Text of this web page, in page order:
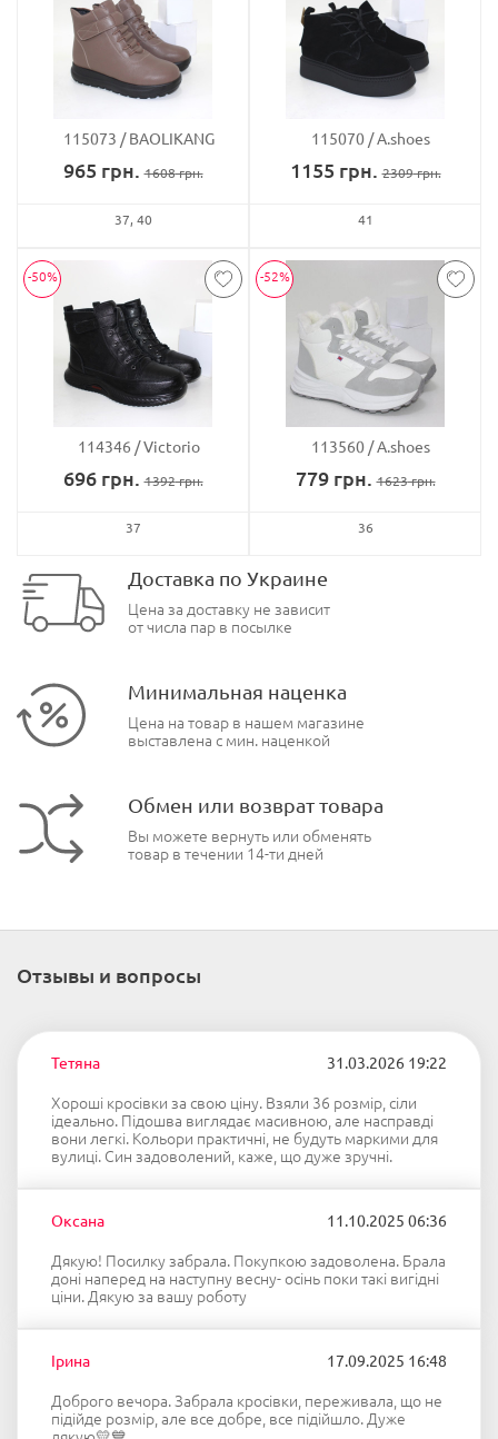
115073 BAOLIKANG
965 грн. 1608грн.
37 40
115070 A.shoes
1155 грн. 2309грн.
41
-50%
114346 Victorio
696грн. 1392грн.
37
-52%
113560 A.shoes
779грн. 1623грн.
36
Доставка по Украине
Цена за доставку не зависит
от числа пар в посылке
Минимальная наценка
Цена на товар в нашем магазине
выставлена с мин. наценкой
Обмен или возврат товара
Вы можете вернуть или обменять
товар в течении 14-ти дней
Отзывы и вопросы
Тетяна 31.03.2026 19:22
Хороші кросівки за свою ціну. Взяли 36 розмір, сіли
ідеально. Підошва виглядає масивною, але насправді
вони легкі. Кольори практичні, не будуть маркими для
вулиці. Син задоволений, каже, що дуже зручні.
Оксана 11.10.2025 06:36
Дякую! Посилку забрала. Покупкою задоволена. Брала
доні наперед на наступну весну- осінь поки такі вигідні
ціни. Дякую за вашу роботу
Ірина 17.09.2025 16:48
Доброго вечора. Забрала кросівки, переживала, що не
підійде розмір, але все добре, все підійшло. Дуже